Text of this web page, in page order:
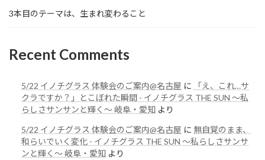
3本目のテーマは、生まれ変わること
Recent Comments
5/22 イノチグラス 体験会のご案内@名古屋 に
「え、これ…サ
クラですか？」とこぼれた瞬間 - イノチグラス THE SUN 〜私
らしさサンサンと輝く〜 岐阜・愛知 より
5/22 イノチグラス 体験会のご案内@名古屋 に 無自覚のまま、
和らいでいく変化 - イノチグラス THE SUN 〜私らしさサンサ
ンと輝く〜 岐阜・愛知 より